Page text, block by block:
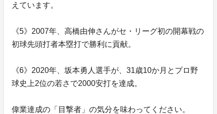
えています。
《5》2007年、高橋由伸さんがセ・リーグ初の開幕戦の
初球先頭打者本塁打で勝利に貢献。
《6》2020年、坂本勇人選手が、31歳10か月とプロ野
球史上2位の若さで2000安打を達成。
偉業達成の「目撃者」の気分を味わってください。